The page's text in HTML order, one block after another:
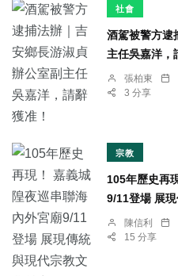
社會
酒駕被警方逮
主任吳嘉洋，
張柏東
3 分享
宗教
105年歷史再
9/11登場 展
陳信利
15 分享